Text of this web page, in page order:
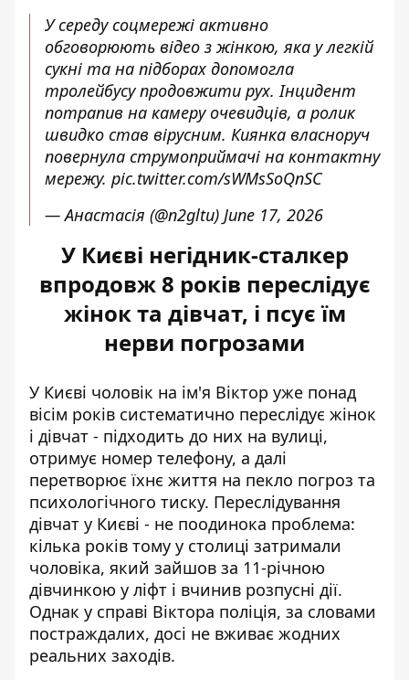
У середу соцмережі активно
обговорюють відео з жінкою, яка у легкій
сукні та на підборах допомогла
тролейбусу продовжити рух. Інцидент
потрапив на камеру очевидців, а ролик
швидко став вірусним. Киянка власноруч
повернула струмоприймачі на контактну
мережу. pic.twitter.com/sWMsSoQnSC
— Анастасія (@n2gltu) June 17, 2026
У Києві негідник-сталкер
впродовж 8 років переслідує
жінок та дівчат, і псує їм
нерви погрозами
У Києві чоловік на ім'я Віктор уже понад
вісім років систематично переслідує жінок
і дівчат - підходить до них на вулиці,
отримує номер телефону, а далі
перетворює їхнє життя на пекло погроз та
психологічного тиску. Переслідування
дівчат у Києві - не поодинока проблема:
кілька років тому у столиці затримали
чоловіка, який зайшов за 11-річною
дівчинкою у ліфт і вчинив розпусні дії.
Однак у справі Віктора поліція, за словами
постраждалих, досі не вживає жодних
реальних заходів.